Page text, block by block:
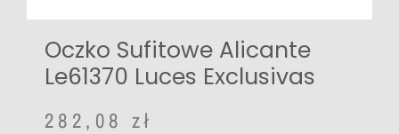
Oczko Sufitowe Alicante
Le61370 Luces Exclusivas
282,08 zł